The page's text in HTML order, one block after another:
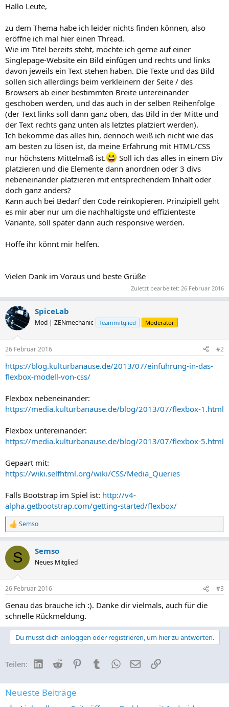
Hallo Leute,
zu dem Thema habe ich leider nichts finden können, also
eröffne ich mal hier einen Thread.
Wie im Titel bereits steht, möchte ich gerne auf einer
Singlepage-Website ein Bild einfügen und rechts und links
davon jeweils ein Text stehen haben. Die Texte und das Bild
sollen sich allerdings beim verkleinern der Seite / des
Browsers ab einer bestimmten Breite untereinander
geschoben werden, und das auch in der selben Reihenfolge
(der Text links soll dann ganz oben, das Bild in der Mitte und
der Text rechts ganz unten als letztes platziert werden).
Ich bekomme das alles hin, dennoch weiß ich nicht wie das
am besten zu lösen ist, da meine Erfahrung mit HTML/CSS
nur höchstens Mittelmaß ist.
Soll ich das alles in einem Div
platzieren und die Elemente dann anordnen oder 3 divs
nebeneinander platzieren mit entsprechendem Inhalt oder
doch ganz anders?
Kann auch bei Bedarf den Code reinkopieren. Prinzipiell geht
es mir aber nur um die nachhaltigste und effizienteste
Variante, soll später dann auch responsive werden.
Hoffe ihr könnt mir helfen.
Vielen Dank im Voraus und beste Grüße
Zuletzt bearbeitet: 26 Februar 2016
SpiceLab
Mod | ZENmechanic Teammitglied Moderator
26 Februar 2016 #2
https://blog.kulturbanause.de/2013/07/einfuhrung-in-das-
flexbox-modell-von-css/
Flexbox nebeneinander:
https://media.kulturbanause.de/blog/2013/07/flexbox-1.html
Flexbox untereinander:
https://media.kulturbanause.de/blog/2013/07/flexbox-5.html
Gepaart mit:
https://wiki.selfhtml.org/wiki/CSS/Media_Queries
Falls Bootstrap im Spiel ist: http://v4-
alpha.getbootstrap.com/getting-started/flexbox/
R
e
k
i
n
e
:
Semso
S Semso
Neues Mitglied
26 Februar 2016 #3
Genau das brauche ich :). Danke dir vielmals, auch für die
schnelle Rückmeldung.
Du musst dich einloggen oder registrieren, um hier zu antworten.
Teilen: LinkedIn
Reddit PinterestTumblrWhatsApp
E-MailLink
Neueste Beiträge